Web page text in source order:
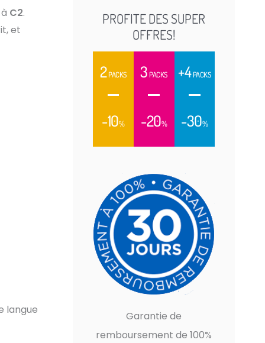
à C2.
et
langue
PROFITE DES SUPER
OFFRES!
2PACKS
-10%
3PACKS
-20%
+4PACKS
-30%
Garantie de
remboursement de 100%